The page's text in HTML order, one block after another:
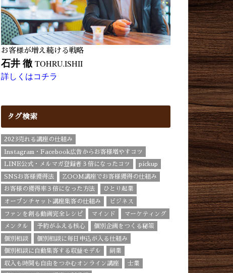
お客様が増え続ける戦略
石井 徹 TOHRU.ISHII
詳しくはコチラ
タグ検索
2023売れる講座の仕組み
Instagram・Facebook広告からお客様増やすコツ
LINE公式・メルマガ登録者３倍になったコツ pickup
SNSお客様獲得法 ZOOM講座でお客様獲得の仕組み
お客様の獲得率３倍になった方法 ひとり起業
オープンチャット講座集客の仕組み ビジネス
ファンを創る動画完全レシピ マインド マーケティング
メンタル 予約がふえる核心 個別企画をつくる秘策
個別相談 個別相談に毎日申込が入る仕組み
個別相談に自動集客する収益モデル 副業
収入も時間も自由をつかむオンライン講座 士業